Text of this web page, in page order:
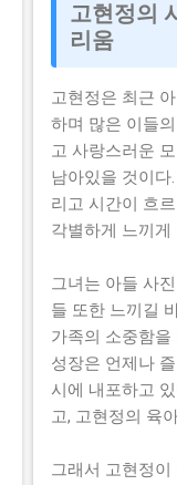
고현정의
리움
고현정은 최근
하며 많은 이들
고 사랑스러운
남아있을 것이다
리고 시간이 흐
각별하게 느끼게
그녀는 아들 사
들 또한 느끼길
가족의 소중함을
성장은 언제나
시에 내포하고
고, 고현정의 육
그래서 고현정